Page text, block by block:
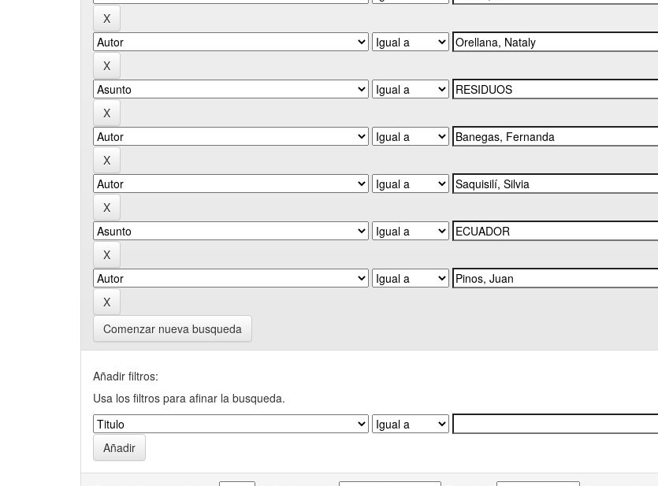
Comenzar nueva busqueda
Añadir filtros:
Usa los filtros para afinar la busqueda.